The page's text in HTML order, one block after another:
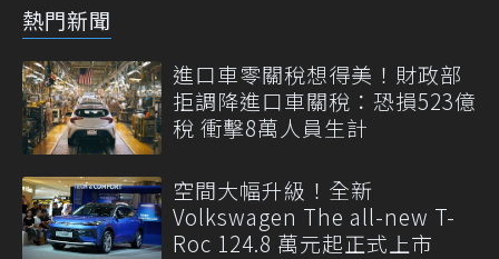
熱門新聞
進口車零關稅想得美！財政部
拒調降進口車關稅：恐損523億
稅 衝擊8萬人員生計
空間大幅升級！全新
Volkswagen The all-new T-
Roc 124.8 萬元起正式上市